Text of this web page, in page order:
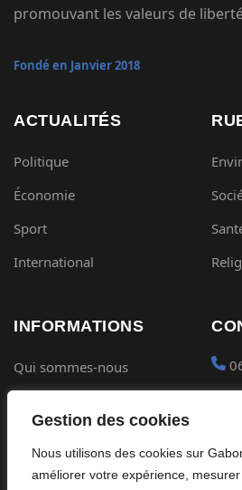
Gestion des cookies
Nous utilisons des cookies sur
améliorer votre expérience,
promouvant les valeurs de
Fondé en Janvier 2018
ACTUALITÉS
Politique
Économie
Sport
International
INFORMATIONS
Qui sommes-nous
Confidentialité